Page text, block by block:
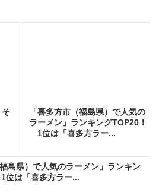
そ
「喜多方市（福島県）で人気の
ラーメン」ランキングTOP20！
1位は「喜多方ラー...
福島県）で人気のラーメン」ランキン
は「喜多方ラー...